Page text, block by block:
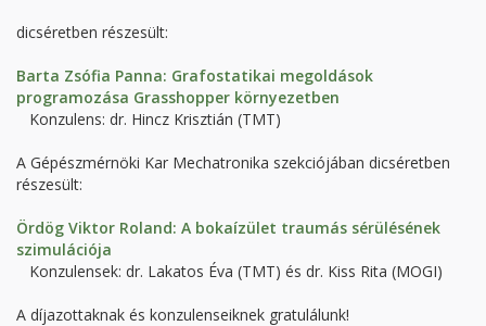
dicséretben részesült:
Barta Zsófia Panna: Grafostatikai megoldások
programozása Grasshopper környezetben
Konzulens: dr. Hincz Krisztián (TMT)
A Gépészmérnöki Kar Mechatronika szekciójában dicséretben
részesült:
Ördög Viktor Roland: A bokaízület traumás sérülésének
szimulációja
Konzulensek: dr. Lakatos Éva (TMT) és dr. Kiss Rita (MOGI)
A díjazottaknak és konzulenseiknek gratulálunk!